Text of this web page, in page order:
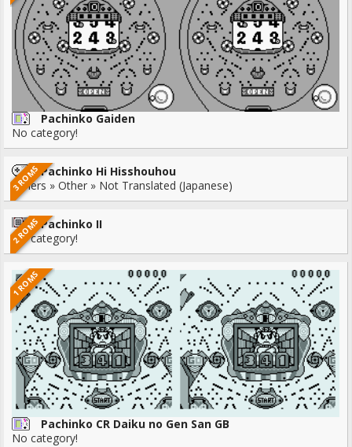
Pachinko Gaiden
No category!
3 ROMSPachinko Hi Hisshouhou
Others » Other » Not Translated (Japanese)
2 ROMSPachinko II
No category!
1 ROMS
Pachinko CR Daiku no Gen San GB
No category!